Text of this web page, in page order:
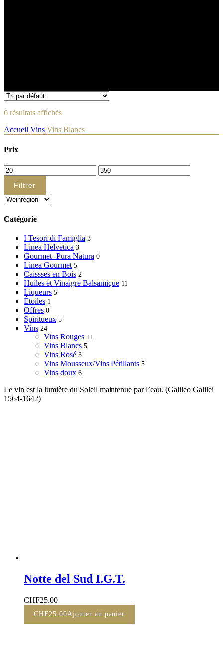
6 résultats affichés
Accueil Vins Vins Blancs
Prix
Prix
min
Prix
max
Filtrer
Catégorie
I Tesori di Famiglia 3
Linea Helvetica 3
Gourmet -Pura Natura 0
Linea Gourmet 5
Caissses en Bois 2
Huiles et Vinaigre Balsamique 11
Liqueurs 5
Étoiles 1
Offres 0
Spiritueux 5
Vins 24
Vins Rouges 11
Vins Blancs 5
Vins Rosé 3
Vins Mousseux/Vins Pétillants 5
Vins doux 6
Le vin est la lumière du Soleil maintenue par l’eau. (Galileo Galilei
1564-1642)
Notte del Sud I.G.T.
CHF25.00
CHF25.00Ajouter au panier